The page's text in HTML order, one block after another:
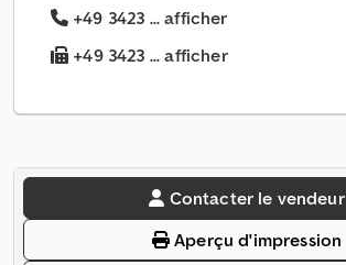
+49 3423 ... afficher
+49 3423 ... afficher
Contacter le vendeur
Aperçu d'impression